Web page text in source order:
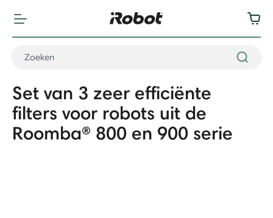
Set van 3 zeer efficiënte
filters voor robots uit de
Roomba® 800 en 900 serie